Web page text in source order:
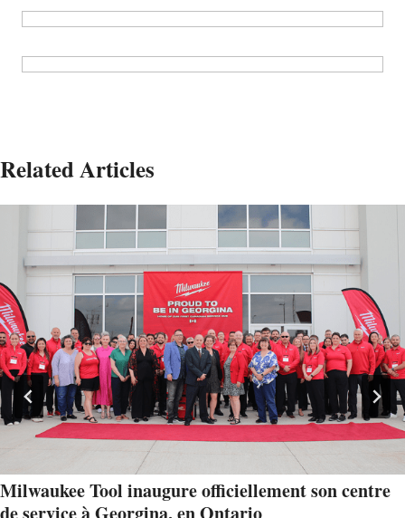
Related Articles
Milwaukee Tool inaugure officiellement son centre